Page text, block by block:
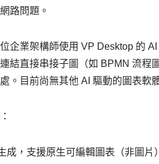
路問題。
企業架構師使用 VP Desktop 的
結直接串接子圖（如 BPMN 流程
。目前尚無其他 AI 驅動的圖表軟
成，支援原生可編輯圖表（非圖片）